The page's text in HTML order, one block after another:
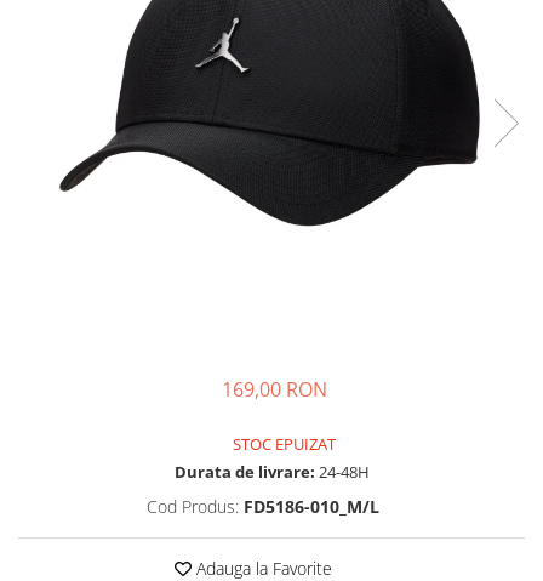
Pantaloni lungi copii
Geci si veste copii
Pantaloni scurti Copii
Accesorii
169,00 RON
STOC EPUIZAT
Durata de livrare: 24-48H
Cod Produs: FD5186-010_M/L
Adauga la Favorite